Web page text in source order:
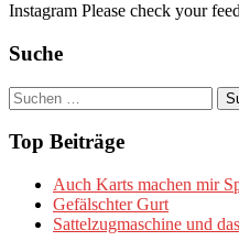
Instagram Please check your
Suche
Suchen
nach:
Top Beiträge
Auch Karts machen mir
Gefälschter Gurt
Sattelzugmaschine und